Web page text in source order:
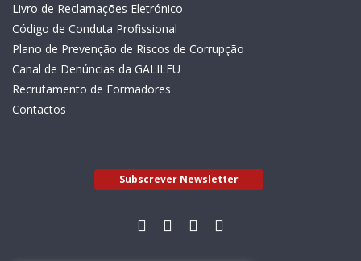
Livro de Reclamações Eletrónico
Código de Conduta Profissional
Plano de Prevenção de Riscos de Corrupção
Canal de Denúncias da GALILEU
Recrutamento de Formadores
Contactos
Subscrever Newsletter